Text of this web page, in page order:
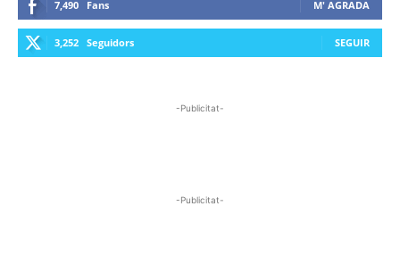
7,490 Fans M' AGRADA
3,252 Seguidors SEGUIR
-Publicitat-
-Publicitat-